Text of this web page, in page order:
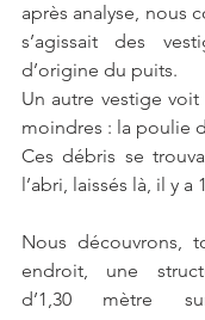
après analyse, nous
s’agissait des
d’origine du puits.
Un autre vestige
moindres : la poulie
Ces débris se
l’abri, laissés là, il y a
Nous découvrons,
endroit, une
d’1,30 mètre